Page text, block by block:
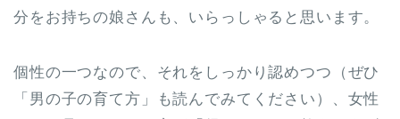
分をお持ちの娘さんも、いらっしゃると思います。
個性の一つなので、それをしっかり認めつつ（ぜひ
「男の子の育て方」も読んでみてください）、女性